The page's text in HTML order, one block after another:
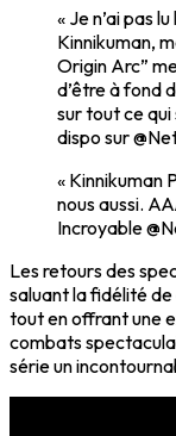
« Je n’ai pas
Kinnikuman,
Origin Arc”
d’être à fond
sur tout ce qui
dispo sur
« Kinnikuman
nous aussi.
Incroyable
Les retours des
saluant la fidélité
tout en offrant une
combats
série un